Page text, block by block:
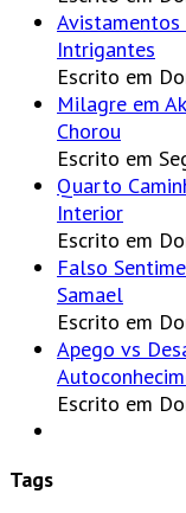
Avistamentos
Intrigantes
Escrito em
Milagre em
Chorou
Escrito em
Quarto
Interior
Escrito em
Falso
Samael
Escrito em
Apego vs
Escrito em
Tags